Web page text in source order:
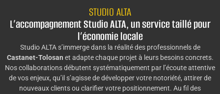
STUDIO ALTA
L’accompagnement Studio ALTA, un service taillé pour
l’économie locale
Studio ALTA s’immerge dans la réalité des professionnels de
Castanet-Tolosan et adapte chaque projet à leurs besoins concrets.
Nos collaborations débutent systématiquement par l’écoute attentive
de vos enjeux, qu’il s’agisse de développer votre notoriété, attirer de
nouveaux clients ou clarifier votre positionnement. Au fil des